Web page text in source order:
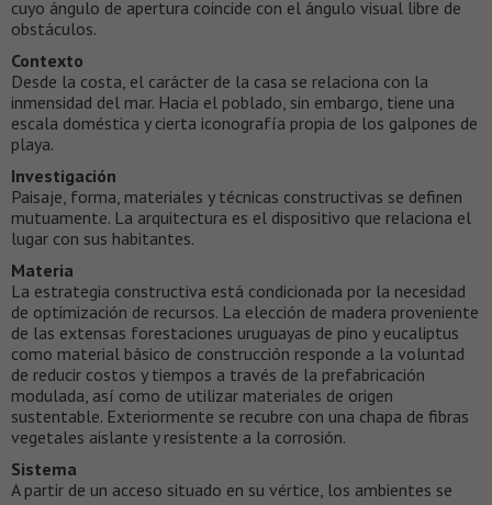
cuyo ángulo de apertura coincide con el ángulo visual libre de
obstáculos.
Contexto
Desde la costa, el carácter de la casa se relaciona con la
inmensidad del mar. Hacia el poblado, sin embargo, tiene una
escala doméstica y cierta iconografía propia de los galpones de
playa.
Investigación
Paisaje, forma, materiales y técnicas constructivas se definen
mutuamente. La arquitectura es el dispositivo que relaciona el
lugar con sus habitantes.
Materia
La estrategia constructiva está condicionada por la necesidad
de optimización de recursos. La elección de madera proveniente
de las extensas forestaciones uruguayas de pino y eucaliptus
como material básico de construcción responde a la voluntad
de reducir costos y tiempos a través de la prefabricación
modulada, así como de utilizar materiales de origen
sustentable. Exteriormente se recubre con una chapa de fibras
vegetales aislante y resistente a la corrosión.
Sistema
A partir de un acceso situado en su vértice, los ambientes se